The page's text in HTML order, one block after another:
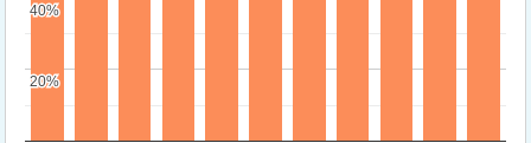
20%
20%
40%
40%